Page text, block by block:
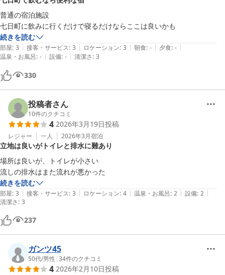
普通の宿泊施設
七日町に飲みに行くだけで寝るだけならここは良いかも
続きを読む
部屋: 3 | 接客・サービス: 3 | ロケーション: 3 | 朝食: - | 夕食: - |
温泉・お風呂: - | 設備: - | 清潔さ: 3
330
投稿者さん
10件のクチコミ
4 2026年3月19日投稿
レジャー 一人 2026年3月宿泊
立地は良いがトイレと排水に難あり
場所は良いが、トイレが小さい
流しの排水はまた流れが悪かった
続きを読む
部屋: 3 | 接客・サービス: 3 | ロケーション: 4 | 温泉・お風呂: 2 | 設備: 2 |
清潔さ: 3
237
ガンツ45
50代/男性 |34件のクチコミ
4 2026年2月10日投稿